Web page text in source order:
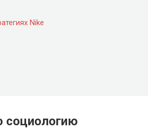
Nike
социологию